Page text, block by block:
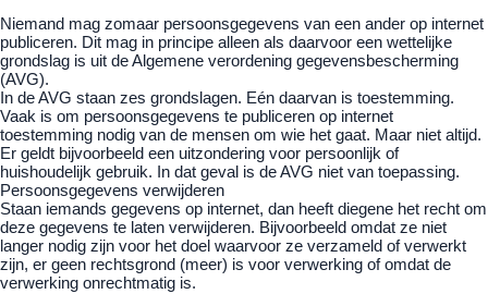
Niemand mag zomaar persoonsgegevens van een ander op internet
publiceren. Dit mag in principe alleen als daarvoor een wettelijke
grondslag is uit de Algemene verordening gegevensbescherming
(AVG).
In de AVG staan zes grondslagen. Eén daarvan is toestemming.
Vaak is om persoonsgegevens te publiceren op internet
toestemming nodig van de mensen om wie het gaat. Maar niet altijd.
Er geldt bijvoorbeeld een uitzondering voor persoonlijk of
huishoudelijk gebruik. In dat geval is de AVG niet van toepassing.
Persoonsgegevens verwijderen
Staan iemands gegevens op internet, dan heeft diegene het recht om
deze gegevens te laten verwijderen. Bijvoorbeeld omdat ze niet
langer nodig zijn voor het doel waarvoor ze verzameld of verwerkt
zijn, er geen rechtsgrond (meer) is voor verwerking of omdat de
verwerking onrechtmatig is.